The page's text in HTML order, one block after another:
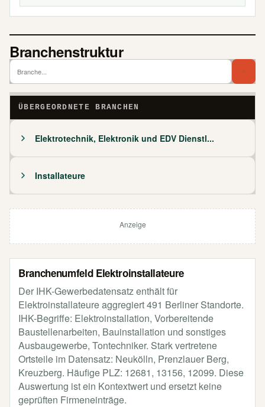
Branchenstruktur
ÜBERGEORDNETE BRANCHEN
Elektrotechnik, Elektronik und EDV Dienstl...
Installateure
Anzeige
Branchenumfeld Elektroinstallateure
Der IHK-Gewerbedatensatz enthält für
Elektroinstallateure aggregiert 491 Berliner Standorte.
IHK-Begriffe: Elektroinstallation, Vorbereitende
Baustellenarbeiten, Bauinstallation und sonstiges
Ausbaugewerbe, Tontechniker. Stark vertretene
Ortsteile im Datensatz: Neukölln, Prenzlauer Berg,
Kreuzberg. Häufige PLZ: 12681, 13156, 12099. Diese
Auswertung ist ein Kontextwert und ersetzt keine
geprüften Firmeneinträge.